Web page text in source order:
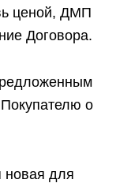
ценой, ДМП
Договора.
о
новая для